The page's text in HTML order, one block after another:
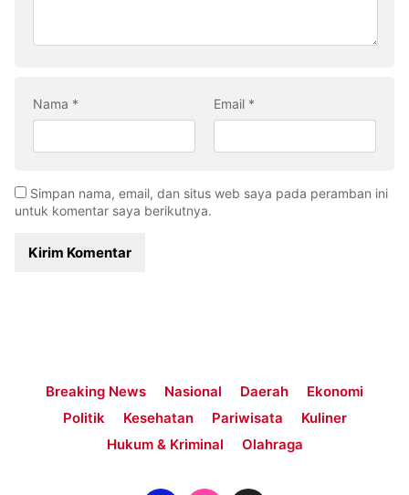
Nama * Email *
Simpan nama, email, dan situs web saya pada peramban ini
untuk komentar saya berikutnya.
Breaking News Nasional Daerah
Ekonomi
Politik
Kesehatan Pariwisata
Kuliner
Hukum & Kriminal
Olahraga